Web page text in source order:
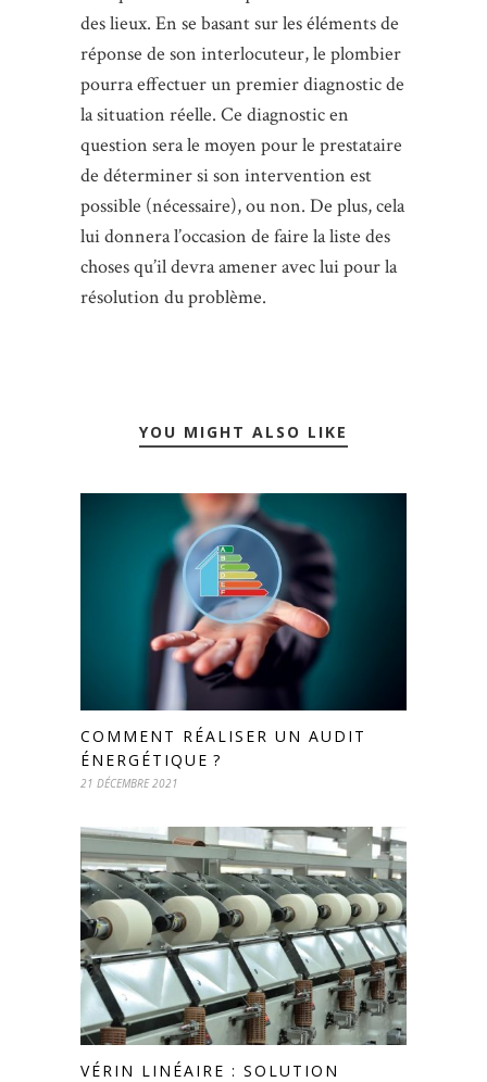
des lieux. En se basant sur les éléments de
réponse de son interlocuteur, le plombier
pourra effectuer un premier diagnostic de
la situation réelle. Ce diagnostic en
question sera le moyen pour le prestataire
de déterminer si son intervention est
possible (nécessaire), ou non. De plus, cela
lui donnera l’occasion de faire la liste des
choses qu’il devra amener avec lui pour la
résolution du problème.
YOU MIGHT ALSO LIKE
COMMENT RÉALISER UN AUDIT
ÉNERGÉTIQUE ?
21 DÉCEMBRE 2021
VÉRIN LINÉAIRE : SOLUTION